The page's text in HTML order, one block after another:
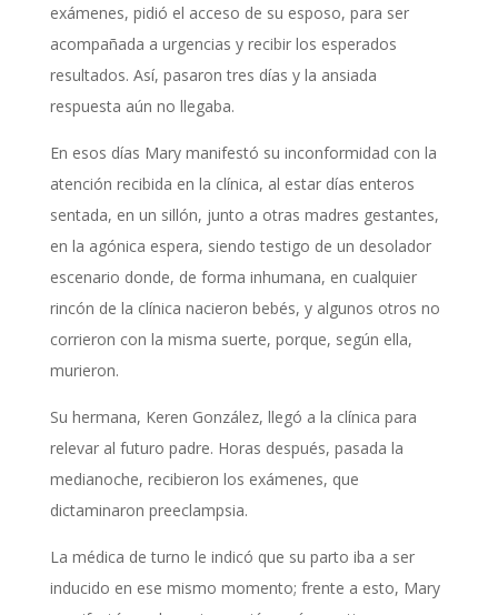
exámenes, pidió el acceso de su esposo, para ser
acompañada a urgencias y recibir los esperados
resultados. Así, pasaron tres días y la ansiada
respuesta aún no llegaba.
En esos días Mary manifestó su inconformidad con la
atención recibida en la clínica, al estar días enteros
sentada, en un sillón, junto a otras madres gestantes,
en la agónica espera, siendo testigo de un desolador
escenario donde, de forma inhumana, en cualquier
rincón de la clínica nacieron bebés, y algunos otros no
corrieron con la misma suerte, porque, según ella,
murieron.
Su hermana, Keren González, llegó a la clínica para
relevar al futuro padre. Horas después, pasada la
medianoche, recibieron los exámenes, que
dictaminaron preeclampsia.
La médica de turno le indicó que su parto iba a ser
inducido en ese mismo momento; frente a esto, Mary